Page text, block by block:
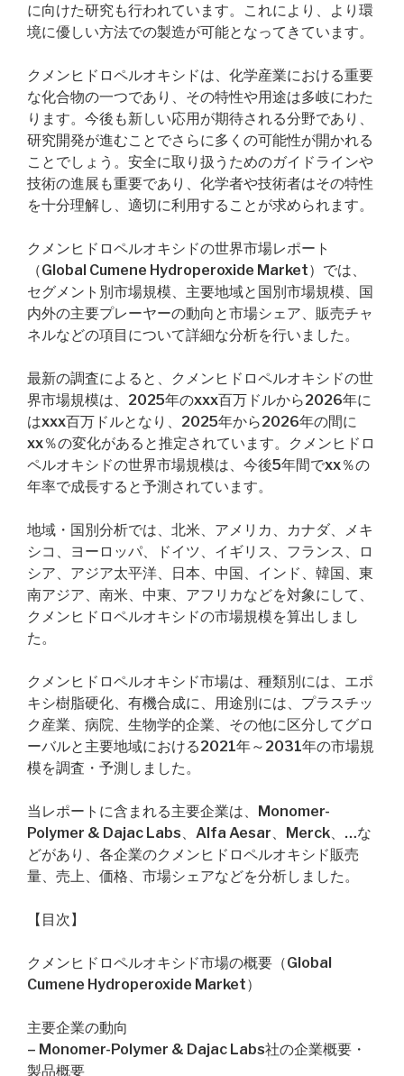
に向けた研究も行われています。これにより、より環
境に優しい方法での製造が可能となってきています。
クメンヒドロペルオキシドは、化学産業における重要
な化合物の一つであり、その特性や用途は多岐にわた
ります。今後も新しい応用が期待される分野であり、
研究開発が進むことでさらに多くの可能性が開かれる
ことでしょう。安全に取り扱うためのガイドラインや
技術の進展も重要であり、化学者や技術者はその特性
を十分理解し、適切に利用することが求められます。
クメンヒドロペルオキシドの世界市場レポート
（Global Cumene Hydroperoxide Market）では、
セグメント別市場規模、主要地域と国別市場規模、国
内外の主要プレーヤーの動向と市場シェア、販売チャ
ネルなどの項目について詳細な分析を行いました。
最新の調査によると、クメンヒドロペルオキシドの世
界市場規模は、2025年のxxx百万ドルから2026年に
はxxx百万ドルとなり、2025年から2026年の間に
xx％の変化があると推定されています。クメンヒドロ
ペルオキシドの世界市場規模は、今後5年間でxx％の
年率で成長すると予測されています。
地域・国別分析では、北米、アメリカ、カナダ、メキ
シコ、ヨーロッパ、ドイツ、イギリス、フランス、ロ
シア、アジア太平洋、日本、中国、インド、韓国、東
南アジア、南米、中東、アフリカなどを対象にして、
クメンヒドロペルオキシドの市場規模を算出しまし
た。
クメンヒドロペルオキシド市場は、種類別には、エポ
キシ樹脂硬化、有機合成に、用途別には、プラスチッ
ク産業、病院、生物学的企業、その他に区分してグロ
ーバルと主要地域における2021年～2031年の市場規
模を調査・予測しました。
当レポートに含まれる主要企業は、Monomer-
Polymer & Dajac Labs、Alfa Aesar、Merck、…な
どがあり、各企業のクメンヒドロペルオキシド販売
量、売上、価格、市場シェアなどを分析しました。
【目次】
クメンヒドロペルオキシド市場の概要（Global
Cumene Hydroperoxide Market）
主要企業の動向
– Monomer-Polymer & Dajac Labs社の企業概要・
製品概要